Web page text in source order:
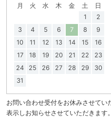
月 火 水 木 金 土
日
1
2
3
4 5 6 7 8
9
10
11 12 13 14 15
16
17
18 19 20 21 22
23
24
25 26 27 28 29
30
31
お問い合わせ受付をお休みさせて
表示しお知らせさせていただきます。